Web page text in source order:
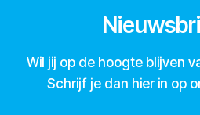
Wil jij op de hoogte blijven
Schrijf je dan hier in op